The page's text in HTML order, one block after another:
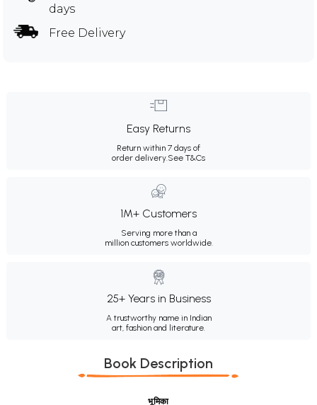
days
Free Delivery
Easy Returns
Return within 7 days of
order delivery.See T&Cs
1M+ Customers
Serving more than a
million customers worldwide.
25+ Years in Business
A trustworthy name in Indian
art, fashion and literature.
Book Description
भूमिका